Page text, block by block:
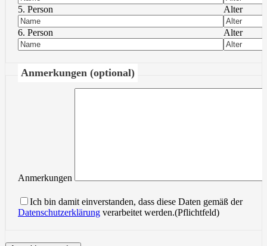
5. Person Alter
6. Person Alter
Anmerkungen (optional)
Anmerkungen
Ich bin damit einverstanden, dass diese Daten gemäß der
Datenschutzerklärung verarbeitet werden.(Pflichtfeld)